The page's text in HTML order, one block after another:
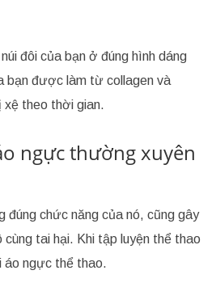
đôi của bạn ở đúng hình dáng
bạn được làm từ collagen và
theo thời gian.
ngực thường xuyên
đúng chức năng của nó, cũng gây
cùng tai hại. Khi tập luyện thể thao
áo ngực thể thao.